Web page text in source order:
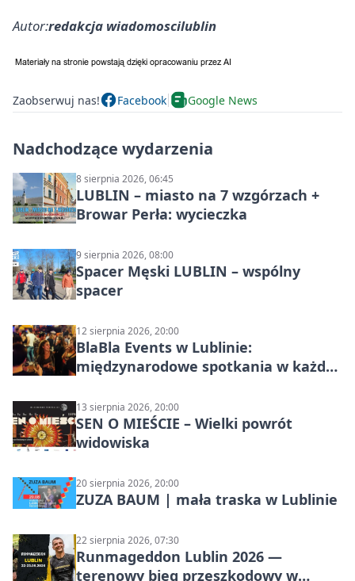
Autor:redakcja wiadomoscilublin
Zaobserwuj nas! Facebook Google News
Nadchodzące wydarzenia
8 sierpnia 2026, 06:45
LUBLIN – miasto na 7 wzgórzach +
Browar Perła: wycieczka
9 sierpnia 2026, 08:00
Spacer Męski LUBLIN – wspólny
spacer
12 sierpnia 2026, 20:00
BlaBla Events w Lublinie:
międzynarodowe spotkania w każdą
13 sierpnia 2026, 20:00
SEN O MIEŚCIE – Wielki powrót
widowiska
20 sierpnia 2026, 20:00
ZUZA BAUM | mała traska w Lublinie
22 sierpnia 2026, 07:30
Runmageddon Lublin 2026 —
terenowy bieg przeszkodowy w